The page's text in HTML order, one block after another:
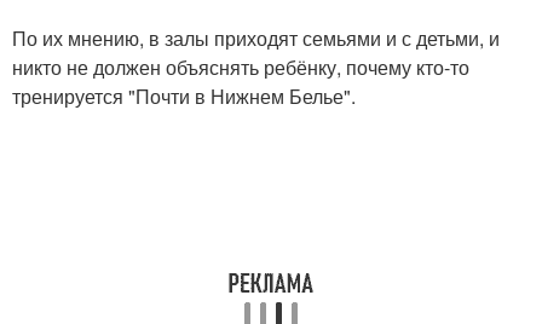
По их мнению, в залы приходят семьями и с детьми, и
никто не должен объяснять ребёнку, почему кто-то
тренируется "Почти в Нижнем Белье".